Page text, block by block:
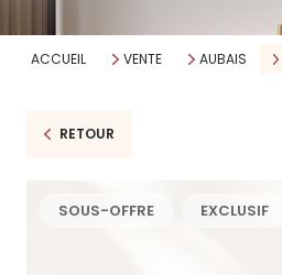
ACCUEIL VENTE AUBAIS
RETOUR
SOUS-OFFRE EXCLUSIF